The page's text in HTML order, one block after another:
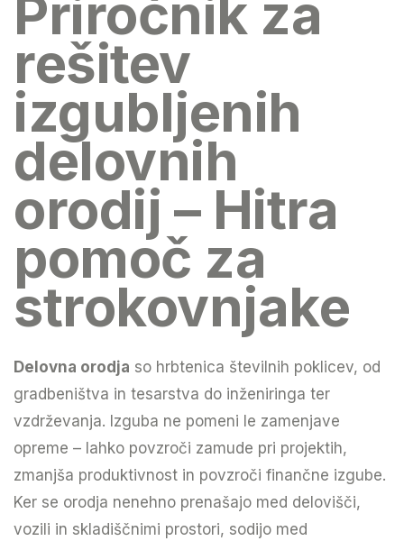
Priročnik za
rešitev
izgubljenih
delovnih
orodij – Hitra
pomoč za
strokovnjake
Delovna orodja so hrbtenica številnih poklicev, od
gradbeništva in tesarstva do inženiringa ter
vzdrževanja. Izguba ne pomeni le zamenjave
opreme – lahko povzroči zamude pri projektih,
zmanjša produktivnost in povzroči finančne izgube.
Ker se orodja nenehno prenašajo med delovišči,
vozili in skladiščnimi prostori, sodijo med